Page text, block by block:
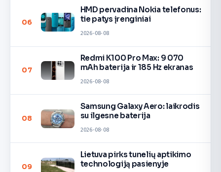
06
HMD pervadina Nokia telefonus:
tie patys įrenginiai
2026-08-08
07
Redmi K100 Pro Max: 9 070
mAh baterija ir 185 Hz ekranas
2026-08-08
08
Samsung Galaxy Aero: laikrodis
su ilgesne baterija
2026-08-08
09
Lietuva pirks tunelių aptikimo
technologiją pasienyje